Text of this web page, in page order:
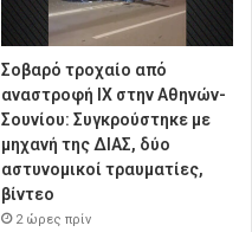
Σοβαρό τροχαίο από
αναστροφή ΙΧ στην Αθηνών-
Σουνίου: Συγκρούστηκε με
μηχανή της ΔΙΑΣ, δύο
αστυνομικοί τραυματίες,
βίντεο
2 ώρες πρίν